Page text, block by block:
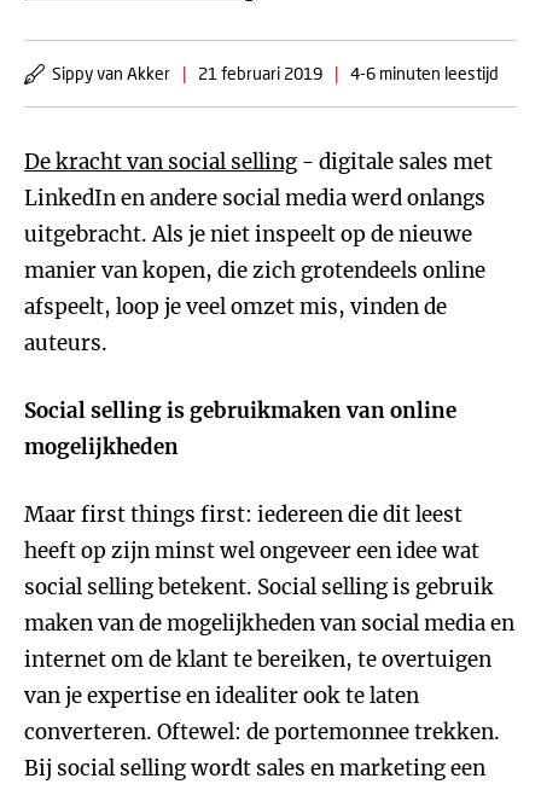
Sippy van Akker | 21 februari 2019 | 4-6 minuten leestijd
De kracht van social selling - digitale sales met
LinkedIn en andere social media werd onlangs
uitgebracht. Als je niet inspeelt op de nieuwe
manier van kopen, die zich grotendeels online
afspeelt, loop je veel omzet mis, vinden de
auteurs.
Social selling is gebruikmaken van online
mogelijkheden
Maar first things first: iedereen die dit leest
heeft op zijn minst wel ongeveer een idee wat
social selling betekent. Social selling is gebruik
maken van de mogelijkheden van social media en
internet om de klant te bereiken, te overtuigen
van je expertise en idealiter ook te laten
converteren. Oftewel: de portemonnee trekken.
Bij social selling wordt sales en marketing een